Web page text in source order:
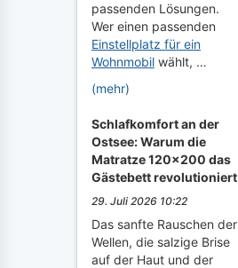
passenden Lösungen.
Wer einen passenden
Einstellplatz für ein
Wohnmobil wählt, …
(mehr)
Schlafkomfort an der
Ostsee: Warum die
Matratze 120x200 das
Gästebett revolutioniert
29. Juli 2026 10:22
Das sanfte Rauschen der
Wellen, die salzige Brise
auf der Haut und der